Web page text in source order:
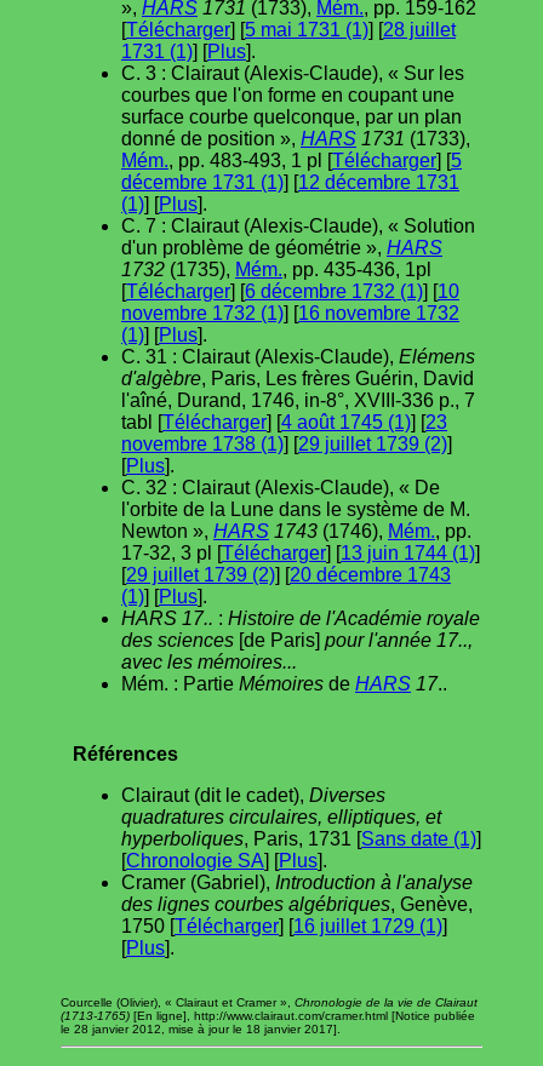
», HARS 1731 (1733), Mém., pp. 159-162
[Télécharger] [5 mai 1731 (1)] [28 juillet
1731 (1)] [Plus].
C. 3 : Clairaut (Alexis-Claude), « Sur les
courbes que l'on forme en coupant une
surface courbe quelconque, par un plan
donné de position », HARS 1731 (1733),
Mém., pp. 483-493, 1 pl [Télécharger] [5
décembre 1731 (1)] [12 décembre 1731
(1)] [Plus].
C. 7 : Clairaut (Alexis-Claude), « Solution
d'un problème de géométrie », HARS
1732 (1735), Mém., pp. 435-436, 1pl
[Télécharger] [6 décembre 1732 (1)] [10
novembre 1732 (1)] [16 novembre 1732
(1)] [Plus].
C. 31 : Clairaut (Alexis-Claude), Elémens
d'algèbre, Paris, Les frères Guérin, David
l'aîné, Durand, 1746, in-8°, XVIII-336 p., 7
tabl [Télécharger] [4 août 1745 (1)] [23
novembre 1738 (1)] [29 juillet 1739 (2)]
[Plus].
C. 32 : Clairaut (Alexis-Claude), « De
l'orbite de la Lune dans le système de M.
Newton », HARS 1743 (1746), Mém., pp.
17-32, 3 pl [Télécharger] [13 juin 1744 (1)]
[29 juillet 1739 (2)] [20 décembre 1743
(1)] [Plus].
HARS 17.. : Histoire de l'Académie royale
des sciences [de Paris] pour l'année 17..,
avec les mémoires...
Mém. : Partie Mémoires de HARS 17..
Références
Clairaut (dit le cadet), Diverses
quadratures circulaires, elliptiques, et
hyperboliques, Paris, 1731 [Sans date (1)]
[Chronologie SA] [Plus].
Cramer (Gabriel), Introduction à l'analyse
des lignes courbes algébriques, Genève,
1750 [Télécharger] [16 juillet 1729 (1)]
[Plus].
Courcelle (Olivier), « Clairaut et Cramer », Chronologie de la vie de Clairaut
(1713-1765) [En ligne], http://www.clairaut.com/cramer.html [Notice publiée
le 28 janvier 2012, mise à jour le 18 janvier 2017].